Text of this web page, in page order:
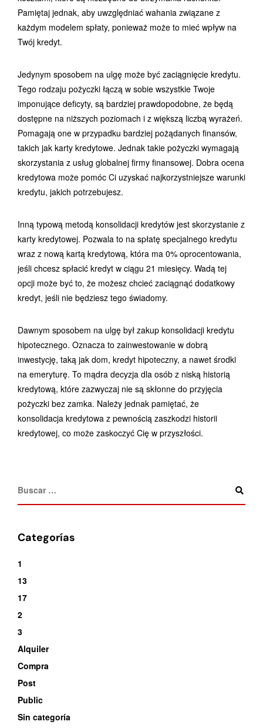
Pamiętaj jednak, aby uwzględniać wahania związane z
każdym modelem spłaty, ponieważ może to mieć wpływ na
Twój kredyt.
Jedynym sposobem na ulgę może być zaciągnięcie kredytu.
Tego rodzaju pożyczki łączą w sobie wszystkie Twoje
imponujące deficyty, są bardziej prawdopodobne, że będą
dostępne na niższych poziomach i z większą liczbą wyrażeń.
Pomagają one w przypadku bardziej pożądanych finansów,
takich jak karty kredytowe. Jednak takie pożyczki wymagają
skorzystania z usług globalnej firmy finansowej. Dobra ocena
kredytowa może pomóc Ci uzyskać najkorzystniejsze warunki
kredytu, jakich potrzebujesz.
Inną typową metodą konsolidacji kredytów jest skorzystanie z
karty kredytowej. Pozwala to na spłatę specjalnego kredytu
wraz z nową kartą kredytową, która ma 0% oprocentowania,
jeśli chcesz spłacić kredyt w ciągu 21 miesięcy. Wadą tej
opcji może być to, że możesz chcieć zaciągnąć dodatkowy
kredyt, jeśli nie będziesz tego świadomy.
Dawnym sposobem na ulgę był zakup konsolidacji kredytu
hipotecznego. Oznacza to zainwestowanie w dobrą
inwestycję, taką jak dom, kredyt hipoteczny, a nawet środki
na emeryturę. To mądra decyzja dla osób z niską historią
kredytową, które zazwyczaj nie są skłonne do przyjęcia
pożyczki bez zamka. Należy jednak pamiętać, że
konsolidacja kredytowa z pewnością zaszkodzi historii
kredytowej, co może zaskoczyć Cię w przyszłości.
Categorías
1
13
17
2
3
Alquiler
Compra
Post
Public
Sin categoría